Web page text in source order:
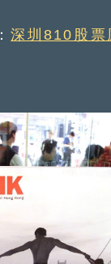
：深圳810股票